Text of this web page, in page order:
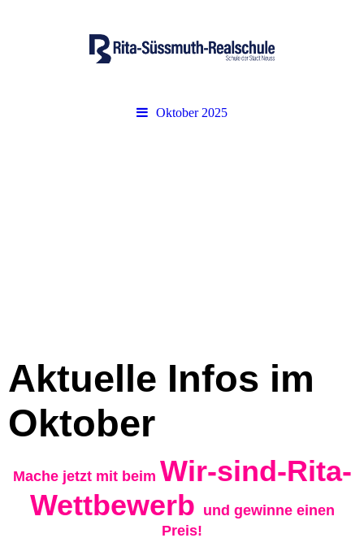
Oktober 2025
Aktuelle Infos im
Oktober
Mache jetzt mit beim Wir-sind-Rita-
Wettbewerb und gewinne einen
Preis!